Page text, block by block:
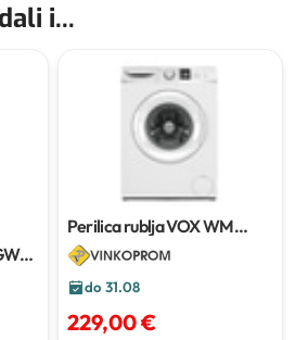
i...
Perilica rublja VOX WM
1070-T14D
do 31.08
229,00 €